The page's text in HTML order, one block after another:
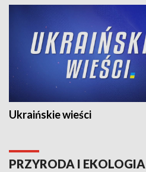
Ukraińskie wieści
PRZYRODA I EKOLOGIA